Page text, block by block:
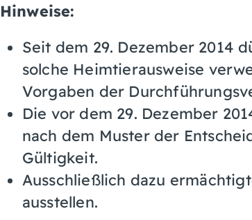
Hinweise:
Seit dem 29. Dezember 2014
solche Heimtierausweise
Vorgaben der
Die vor dem 29. Dezember
nach dem Muster der
Gültigkeit.
Ausschließlich dazu
ausstellen.